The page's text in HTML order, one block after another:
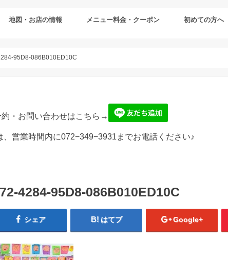
地図・お店の情報 メニュー料金・クーポン 初めての方へ
95D8-086B010ED10C
約・お問い合わせはこちら→
、営業時間内に072−349−3931までお電話ください♪
4284-95D8-086B010ED10C
シェア はてブ Google+